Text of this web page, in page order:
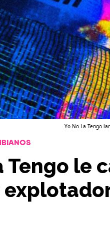
Yo No La Tengo
Tengo le